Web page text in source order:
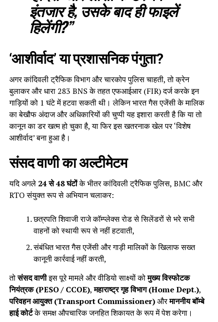
इंतजार है, उसके बाद ही फाइलें
हिलेंगी?”
‘आशीर्वाद’ या प्रशासनिक पंगुता?
अगर कांदिवली ट्रैफिक विभाग और चारकोप पुलिस चाहती, तो क्रेन
बुलाकर और धारा 283 BNS के तहत एफआईआर (FIR) दर्ज करके इन
गाड़ियों को 1 घंटे में हटवा सकती थी। लेकिन भारत गैस एजेंसी के मालिक
का बेखौफ अंदाज और अधिकारियों की चुप्पी यह इशारा करती है कि या तो
कानून का डर खत्म हो चुका है, या फिर इस खतरनाक खेल पर ‘विशेष
आशीर्वाद’ बना हुआ है।
संसद वाणी का अल्टीमेटम
यदि अगले 24 से 48 घंटोंके भीतर कांदिवली ट्रैफिक पुलिस, BMC और
RTO संयुक्त रूप से अभियान चलाकर:
छत्रपति शिवाजी राजे कॉम्प्लेक्स रोड से सिलेंडरों से भरे सभी
वाहनों को स्थायी रूप से नहीं हटवाती,
संबंधित भारत गैस एजेंसी और गाड़ी मालिकों के खिलाफ सख्त
कानूनी कार्रवाई नहीं करती,
तोसंसद वाणीइस पूरे मामले और वीडियो साक्ष्यों कोमुख्य विस्फोटक
नियंत्रक (PESO / CCOE),महाराष्ट्र गृह विभाग (Home Dept.),
परिवहन आयुक्त (Transport Commissioner)औरमाननीय बॉम्बे
हाई कोर्टके समक्ष औपचारिक जनहित शिकायत के रूप में पेश करेगा।